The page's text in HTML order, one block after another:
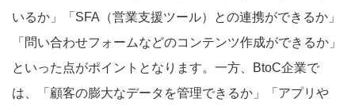
いるか」「SFA（営業支援ツール）との連携ができるか」
「問い合わせフォームなどのコンテンツ作成ができるか」
といった点がポイントとなります。一方、BtoC企業で
は、「顧客の膨大なデータを管理できるか」「アプリや